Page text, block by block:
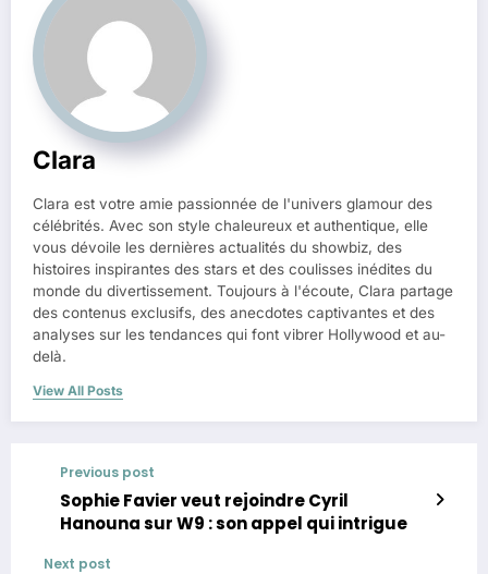
Clara
Clara est votre amie passionnée de l'univers glamour des
célébrités. Avec son style chaleureux et authentique, elle
vous dévoile les dernières actualités du showbiz, des
histoires inspirantes des stars et des coulisses inédites du
monde du divertissement. Toujours à l'écoute, Clara partage
des contenus exclusifs, des anecdotes captivantes et des
analyses sur les tendances qui font vibrer Hollywood et au-
delà.
View All Posts
Previous post
Sophie Favier veut rejoindre Cyril
Hanouna sur W9 : son appel qui intrigue
Next post